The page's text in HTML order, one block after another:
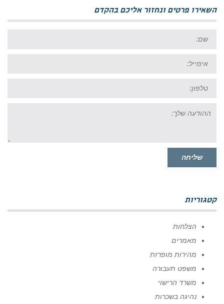
השאירו פרטים ונחזור אליכם בהקדם
שלך:
שליחה
קטגוריות
הצלחות
מאמרים
מהירות מופרזת
משפט תעבורה
משרד הרישוי
נהיגה בשכרות